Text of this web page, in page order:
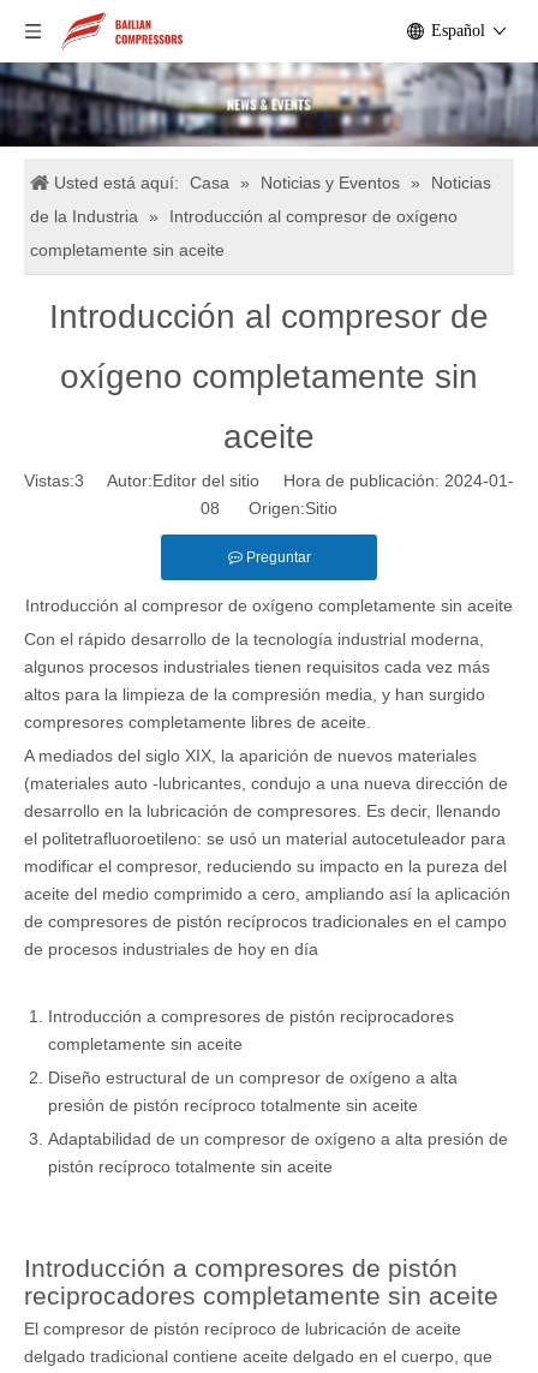
Español
Usted está aquí: Casa » Noticias y Eventos »
Noticias
de la Industria
»
Introducción al compresor de oxígeno
completamente sin aceite
Introducción al compresor de
oxígeno completamente sin
aceite
Vistas:3 Autor:Editor del sitio Hora de publicación: 2024-01-
08 Origen:Sitio
Preguntar
Introducción al compresor de oxígeno completamente sin aceite
Con el rápido desarrollo de la tecnología industrial moderna,
algunos procesos industriales tienen requisitos cada vez más
altos para la limpieza de la compresión media, y han surgido
compresores completamente libres de aceite.
A mediados del siglo XIX, la aparición de nuevos materiales
(materiales auto -lubricantes, condujo a una nueva dirección de
desarrollo en la lubricación de compresores. Es decir, llenando
el politetrafluoroetileno: se usó un material autocetuleador para
modificar el compresor, reduciendo su impacto en la pureza del
aceite del medio comprimido a cero, ampliando así la aplicación
de compresores de pistón recíprocos tradicionales en el campo
de procesos industriales de hoy en día
Introducción a compresores de pistón reciprocadores
completamente sin aceite
Diseño estructural de un compresor de oxígeno a alta
presión de pistón recíproco totalmente sin aceite
Adaptabilidad de un compresor de oxígeno a alta presión de
pistón recíproco totalmente sin aceite
Introducción a compresores de pistón
reciprocadores completamente sin aceite
El compresor de pistón recíproco de lubricación de aceite
delgado tradicional contiene aceite delgado en el cuerpo, que